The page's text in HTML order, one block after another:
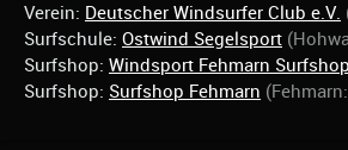
Verein: Deutscher Windsurfer Club e.V.
Surfschule: Ostwind Segelsport
Surfshop: Windsport Fehmarn Surfshop
Surfshop: Surfshop Fehmarn